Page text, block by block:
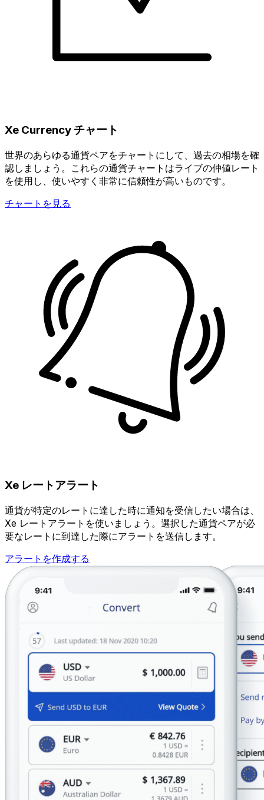
Xe Currency チャート
世界のあらゆる通貨ペアをチャートにして、過去の相場を確
認しましょう。これらの通貨チャートはライブの仲値レート
を使用し、使いやすく非常に信頼性が高いものです。
チャートを見る
Xe レートアラート
通貨が特定のレートに達した時に通知を受信したい場合は、
Xe レートアラートを使いましょう。選択した通貨ペアが必
要なレートに到達した際にアラートを送信します。
アラートを作成する